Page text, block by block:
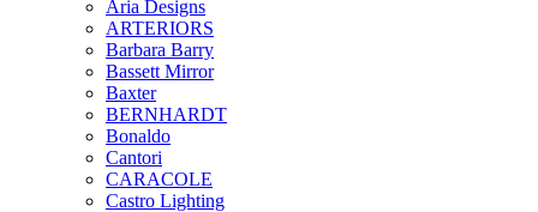
Aria Designs
ARTERIORS
Barbara Barry
Bassett Mirror
Baxter
BERNHARDT
Bonaldo
Cantori
CARACOLE
Castro Lighting